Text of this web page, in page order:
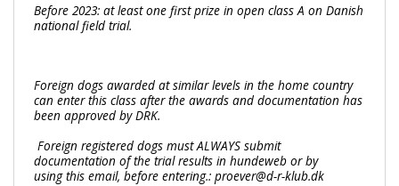
Before 2023: at least one first prize in open class A on Danish
national field trial.
Foreign dogs awarded at similar levels in the home country
can enter this class after the awards and documentation has
been approved by DRK.
Foreign registered dogs must ALWAYS submit
documentation of the trial results in hundeweb or by
usingthis email, before entering.: proever@d-r-klub.dk